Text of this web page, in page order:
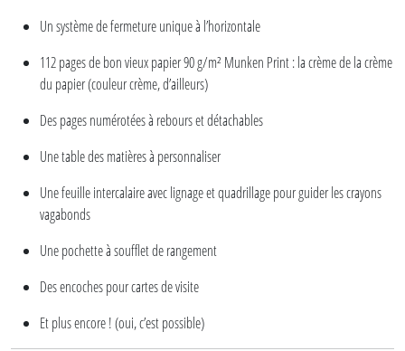
Un système de fermeture unique à l’horizontale
112 pages de bon vieux papier 90 g/m² Munken Print : la crème de la crème
du papier (couleur crème, d’ailleurs)
Des pages numérotées à rebours et détachables
Une table des matières à personnaliser
Une feuille intercalaire avec lignage et quadrillage pour guider les crayons
vagabonds
Une pochette à soufflet de rangement
Des encoches pour cartes de visite
Et plus encore ! (oui, c’est possible)